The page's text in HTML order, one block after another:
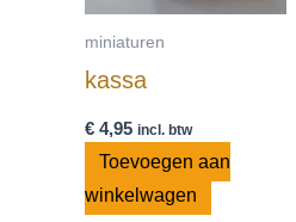
miniaturen
kassa
€ 4,95 incl. btw
Toevoegen aan
winkelwagen